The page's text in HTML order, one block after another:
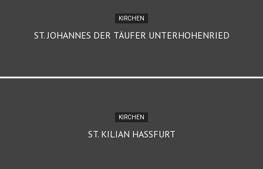
KIRCHEN
ST. JOHANNES DER TÄUFER UNTERHOHENRIED
KIRCHEN
ST. KILIAN HASSFURT